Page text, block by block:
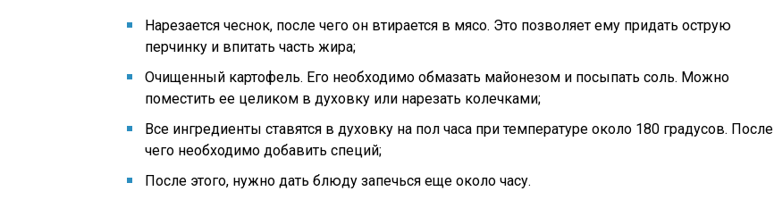
Нарезается чеснок, после чего он втирается в мясо. Это позволяет ему придать острую
перчинку и впитать часть жира;
Очищенный картофель. Его необходимо обмазать майонезом и посыпать соль. Можно
поместить ее целиком в духовку или нарезать колечками;
Все ингредиенты ставятся в духовку на пол часа при температуре около 180 градусов. После
чего необходимо добавить специй;
После этого, нужно дать блюду запечься еще около часу.